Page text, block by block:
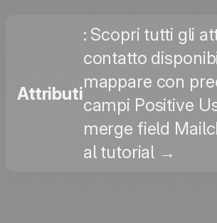
Attributi
: Scopri tutti gli
contatto
mappare con
campi Positive
merge field
al tutorial →